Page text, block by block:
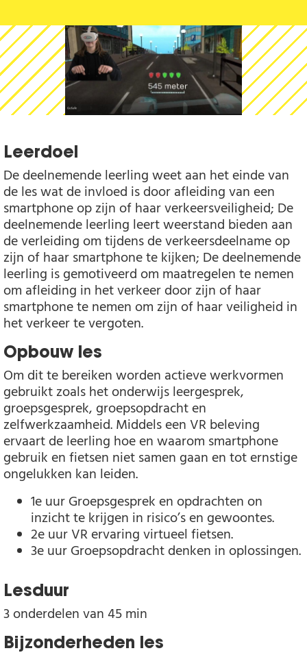
Leerdoel
De deelnemende leerling weet aan het einde van
de les wat de invloed is door afleiding van een
smartphone op zijn of haar verkeersveiligheid; De
deelnemende leerling leert weerstand bieden aan
de verleiding om tijdens de verkeersdeelname op
zijn of haar smartphone te kijken; De deelnemende
leerling is gemotiveerd om maatregelen te nemen
om afleiding in het verkeer door zijn of haar
smartphone te nemen om zijn of haar veiligheid in
het verkeer te vergoten.
Opbouw les
Om dit te bereiken worden actieve werkvormen
gebruikt zoals het onderwijs leergesprek,
groepsgesprek, groepsopdracht en
zelfwerkzaamheid. Middels een VR beleving
ervaart de leerling hoe en waarom smartphone
gebruik en fietsen niet samen gaan en tot ernstige
ongelukken kan leiden.
1e uur Groepsgesprek en opdrachten on
inzicht te krijgen in risico’s en gewoontes.
2e uur VR ervaring virtueel fietsen.
3e uur Groepsopdracht denken in oplossingen.
Lesduur
3 onderdelen van 45 min
Bijzonderheden les